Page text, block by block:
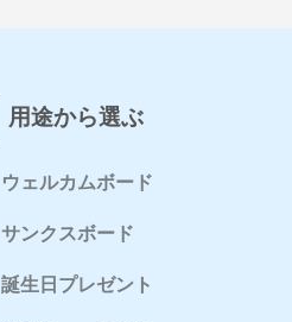
用途から選ぶ
ウェルカムボード
サンクスボード
誕生日プレゼント